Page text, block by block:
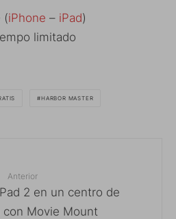
(iPhone – iPad)
limitado
HARBOR MASTER
Anterior
2 en un centro de
con Movie Mount